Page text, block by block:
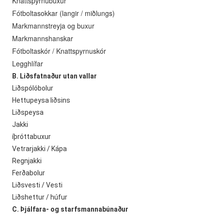
Fótboltasokkar (langir / miðlungs)
Markmannstreyja og buxur
Markmannshanskar
Fótboltaskór / Knattspyrnuskór
Legghlífar
B. Liðsfatnaður utan vallar
Liðspólóbolur
Hettupeysa liðsins
Liðspeysa
Jakki
íþróttabuxur
Vetrarjakki / Kápa
Regnjakki
Ferðabolur
Liðsvesti / Vesti
Liðshettur / húfur
C. Þjálfara- og starfsmannabúnaður